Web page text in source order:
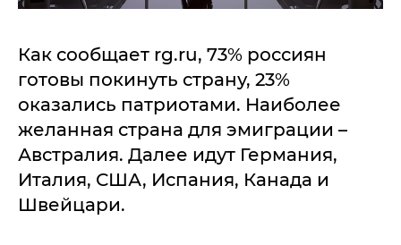
Как сообщает rg.ru, 73% россиян
готовы покинуть страну, 23%
оказались патриотами. Наиболее
желанная страна для эмиграции –
Австралия. Далее идут Германия,
Италия, США, Испания, Канада и
Швейцари.